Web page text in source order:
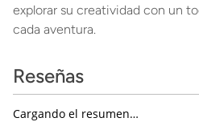
explorar su creatividad con un
cada aventura.
Reseñas
Cargando el resumen…